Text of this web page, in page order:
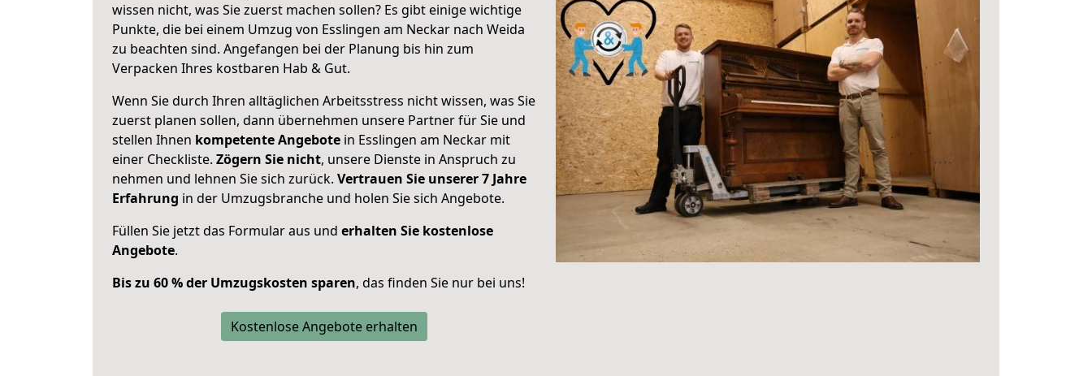
wissen nicht, was Sie zuerst machen sollen? Es gibt einige wichtige
Punkte, die bei einem Umzug von Esslingen am Neckar nach Weida
zu beachten sind. Angefangen bei der Planung bis hin zum
Verpacken Ihres kostbaren Hab & Gut.
Wenn Sie durch Ihren alltäglichen Arbeitsstress nicht wissen, was Sie
zuerst planen sollen, dann übernehmen unsere Partner für Sie und
stellen Ihnen kompetente Angebote in Esslingen am Neckar mit
einer Checkliste. Zögern Sie nicht, unsere Dienste in Anspruch zu
nehmen und lehnen Sie sich zurück. Vertrauen Sie unserer 7 Jahre
Erfahrung in der Umzugsbranche und holen Sie sich Angebote.
Füllen Sie jetzt das Formular aus und erhalten Sie kostenlose
Angebote.
Bis zu 60 % der Umzugskosten sparen, das finden Sie nur bei uns!
Kostenlose Angebote erhalten